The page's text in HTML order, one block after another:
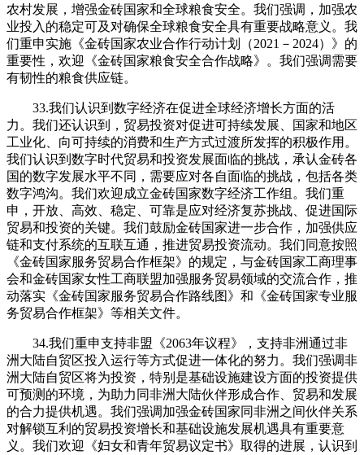
农村发展，增强金砖国家和全球粮食安全。我们强调，加强农
业投入的稳定可及对确保全球粮食安全具有重要战略意义。我
们重申实施《金砖国家农业合作行动计划（2021－2024）》的
重要性，欢迎《金砖国家粮食安全合作战略》。我们强调需要
有韧性的粮食供应链。
33.我们认识到数字经济在促进全球经济增长方面的活
力。我们还认识到，贸易投资对促进可持续发展、国家和地区
工业化、向可持续的消费和生产方式过渡所发挥的积极作用。
我们认识到数字时代贸易和投资发展面临的挑战，承认金砖各
国的数字发展水平不同，需要应对各自面临的挑战，包括各类
数字鸿沟。我们欢迎成立金砖国家数字经济工作组。我们重
申，开放、高效、稳定、可靠是应对经济复苏挑战、促进国际
贸易和投资的关键。我们鼓励金砖国家进一步合作，加强供应
链和支付系统的互联互通，推进贸易投资流动。我们同意按照
《金砖国家服务贸易合作框架》的规定，与金砖国家工商理事
会和金砖国家女性工商联盟加强服务贸易领域的交流合作，推
动落实《金砖国家服务贸易合作路线图》和《金砖国家专业服
务贸易合作框架》等相关文件。
34.我们重申支持非盟《2063年议程》，支持非洲通过非
洲大陆自贸区投入运行等方式促进一体化的努力。我们强调非
洲大陆自贸区将为投资，特别是基础设施建设方面的投资提供
可预测的环境，为助力同非洲大陆伙伴形成合作、贸易和发展
的合力提供机遇。我们强调加强金砖国家同非洲之间伙伴关系
对解锁互利的贸易投资增长和基础设施发展机遇具有重要意
义。我们欢迎《妇女和青年贸易议定书》取得的进展，认识到